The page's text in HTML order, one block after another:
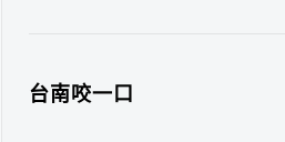
台南咬一口